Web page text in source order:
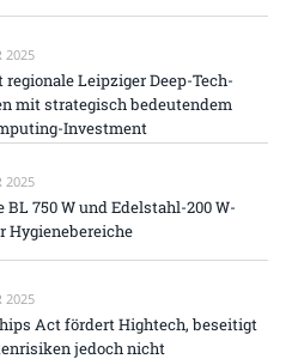
2025
regionale Leipziger Deep-Tech-
mit strategisch bedeutendem
Investment
2025
BL 750 W und Edelstahl-200 W-
Hygienebereiche
2025
Act fördert Hightech, beseitigt
jedoch nicht